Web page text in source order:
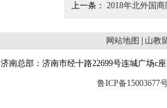
上一条： 2018年北外国
网站地图 山教
济南总部：济南市经十路22699号连城广场c
鲁ICP备15003677